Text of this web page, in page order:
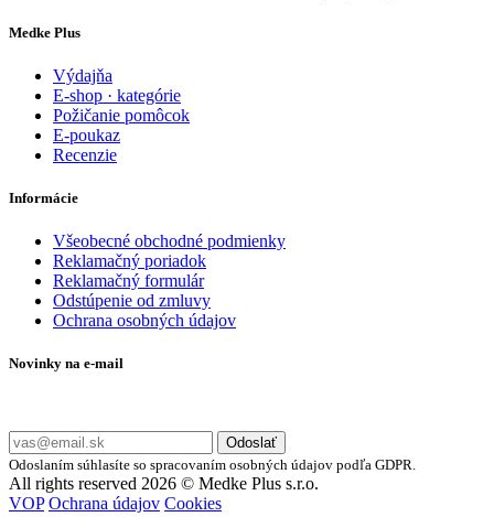
Medke Plus
Výdajňa
E-shop · kategórie
Požičanie pomôcok
E-poukaz
Recenzie
Informácie
Všeobecné obchodné podmienky
Reklamačný poriadok
Reklamačný formulár
Odstúpenie od zmluvy
Ochrana osobných údajov
Novinky na e-mail
Odoslať
Odoslaním súhlasíte so spracovaním osobných údajov podľa GDPR.
All rights reserved 2026 © Medke Plus s.r.o.
VOP Ochrana údajov Cookies